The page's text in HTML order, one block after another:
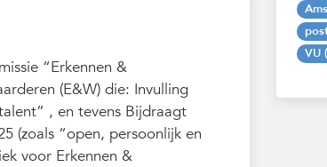
“Erkennen &
(E&W) die: Invulling
, en tevens Bijdraagt
(zoals “open, persoonlijk en
voor Erkennen &
VU